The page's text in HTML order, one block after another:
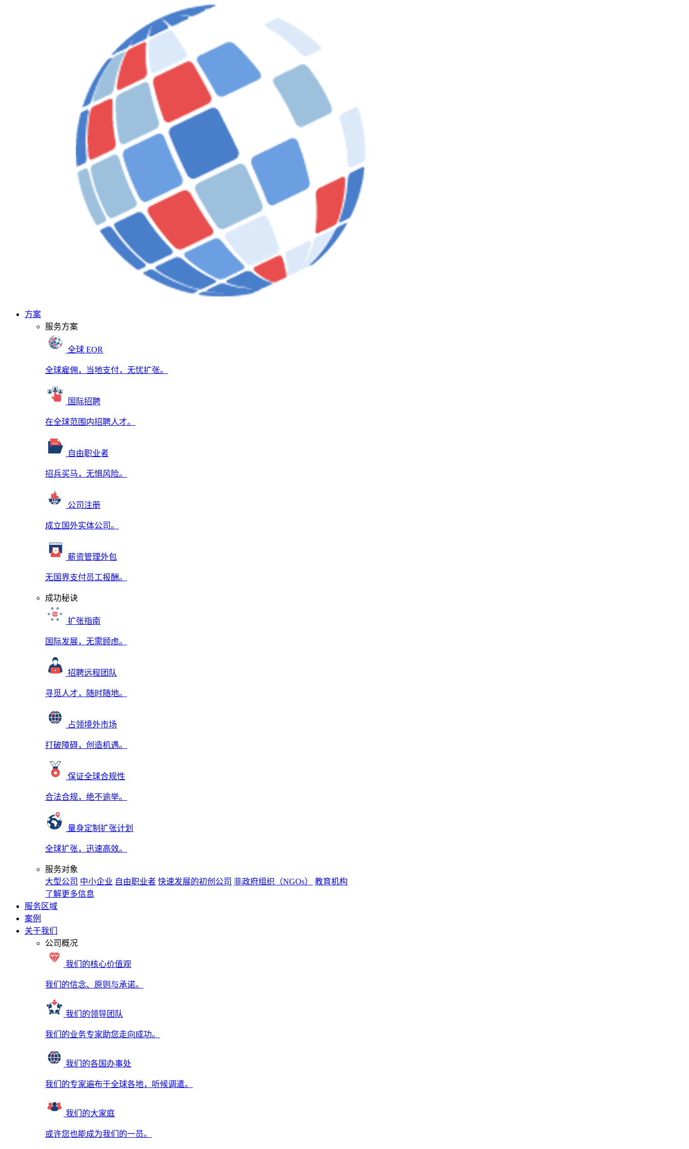
方案
服务方案
全球 EOR
全球雇佣，当地支付，无忧扩张。
国际招聘
在全球范围内招聘人才。
自由职业者
招兵买马，无惧风险。
公司注册
成立国外实体公司。
薪资管理外包
无国界支付员工报酬。
成功秘诀
扩张指南
国际发展，无需顾虑。
招聘远程团队
寻觅人才，随时随地。
占领境外市场
打破障碍，创造机遇。
保证全球合规性
合法合规，绝不逾举。
量身定制扩张计划
全球扩张，迅速高效。
服务对象
大型公司 中小企业 自由职业者 快速发展的初创公司 非政府组织（NGOs）
教育机构
了解更多信息
服务区域
案例
关于我们
公司概况
我们的核心价值观
我们的信念、原则与承诺。
我们的领导团队
我们的业务专家助您走向成功。
我们的各国办事处
我们的专家遍布于全球各地，听候调遣。
我们的大家庭
或许您也能成为我们的一员。